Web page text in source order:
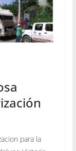
para la